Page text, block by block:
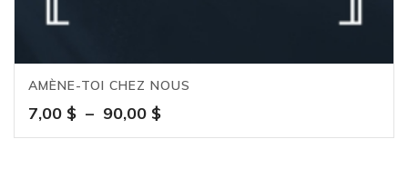
AMÈNE-TOI CHEZ NOUS
7,00 $ – 90,00 $Plage
de